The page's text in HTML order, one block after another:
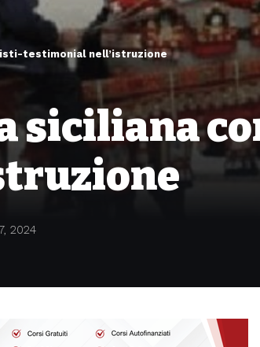
testimonial nell’istruzione
siciliana
2024